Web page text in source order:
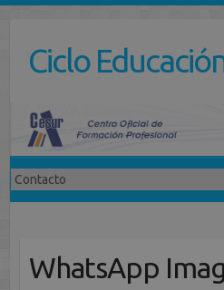
contenidoCiclo
WhatsApp